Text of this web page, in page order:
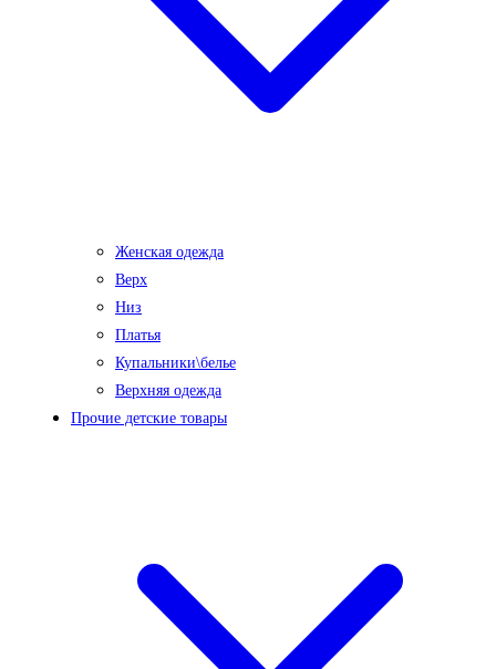
Женская одежда
Верх
Низ
Платья
Купальники\белье
Верхняя одежда
Прочие детские товары